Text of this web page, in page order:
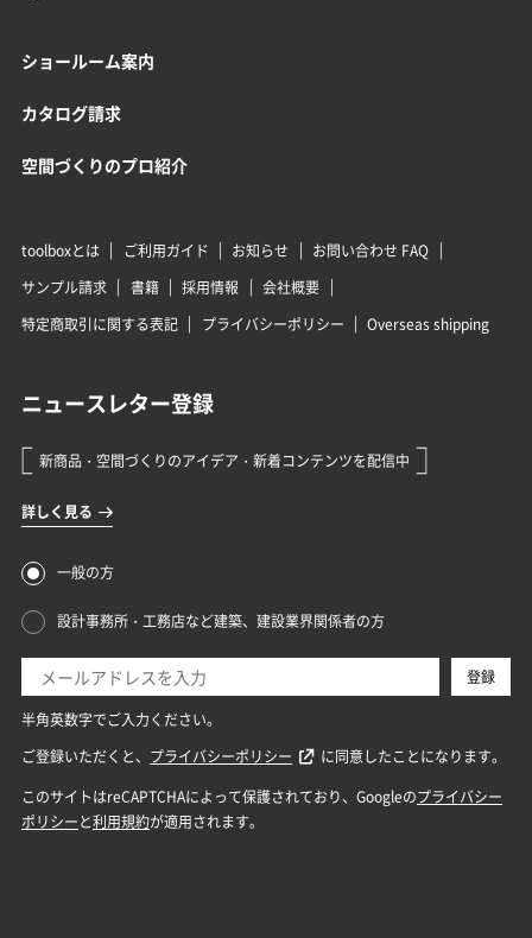
ショールーム案内
カタログ請求
空間づくりのプロ紹介
toolboxとは ご利用ガイド お知らせ
お問い合わせ FAQ
サンプル請求
書籍 採用情報
会社概要
特定商取引に関する表記
プライバシーポリシー Overseas shipping